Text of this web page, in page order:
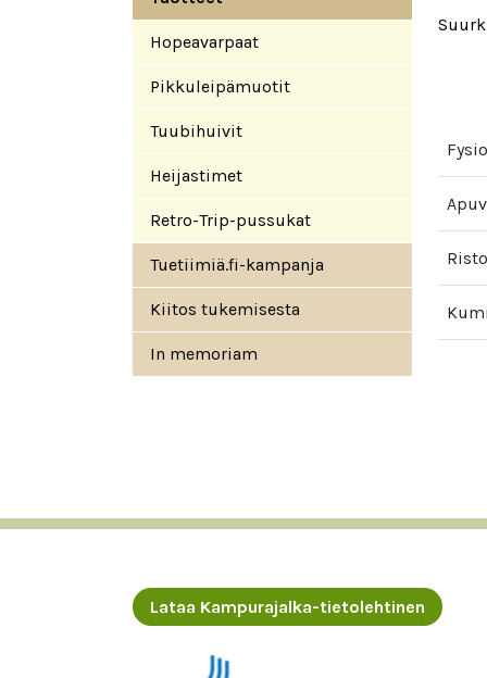
Hopeavarpaat
Pikkuleipämuotit
Tuubihuivit
Heijastimet
Retro-Trip-pussukat
Tuetiimiä.fi-kampanja
Kiitos tukemisesta
In memoriam
Lataa Kampurajalka-tietolehtinen